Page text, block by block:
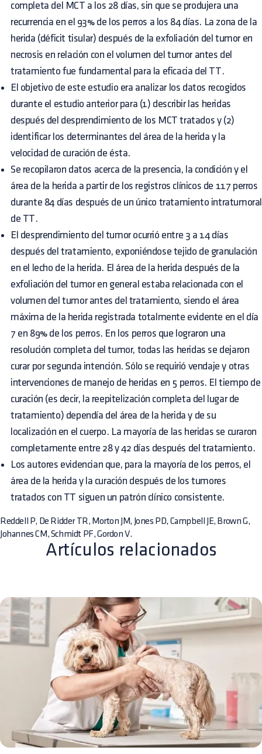
completa del MCT a los 28 días, sin que se produjera una
recurrencia en el 93% de los perros a los 84 días. La zona de la
herida (déficit tisular) después de la exfoliación del tumor en
necrosis en relación con el volumen del tumor antes del
tratamiento fue fundamental para la eficacia del TT.
El objetivo de este estudio era analizar los datos recogidos
durante el estudio anterior para (1) describir las heridas
después del desprendimiento de los MCT tratados y (2)
identificar los determinantes del área de la herida y la
velocidad de curación de ésta.
Se recopilaron datos acerca de la presencia, la condición y el
área de la herida a partir de los registros clínicos de 117 perros
durante 84 días después de un único tratamiento intratumoral
de TT.
El desprendimiento del tumor ocurrió entre 3 a 14 días
después del tratamiento, exponiéndose tejido de granulación
en el lecho de la herida. El área de la herida después de la
exfoliación del tumor en general estaba relacionada con el
volumen del tumor antes del tratamiento, siendo el área
máxima de la herida registrada totalmente evidente en el día
7 en 89% de los perros. En los perros que lograron una
resolución completa del tumor, todas las heridas se dejaron
curar por segunda intención. Sólo se requirió vendaje y otras
intervenciones de manejo de heridas en 5 perros. El tiempo de
curación (es decir, la reepitelización completa del lugar de
tratamiento) dependía del área de la herida y de su
localización en el cuerpo. La mayoría de las heridas se curaron
completamente entre 28 y 42 días después del tratamiento.
Los autores evidencian que, para la mayoría de los perros, el
área de la herida y la curación después de los tumores
tratados con TT siguen un patrón clínico consistente.
Reddell P, De Ridder TR, Morton JM, Jones PD, Campbell JE, Brown G,
Johannes CM, Schmidt PF, Gordon V.
Artículos relacionados